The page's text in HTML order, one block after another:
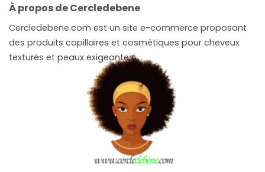
À propos de Cercledebene
Cercledebene.com est un site e-commerce proposant
des produits capillaires et cosmétiques pour cheveux
texturés et peaux exigeantes.